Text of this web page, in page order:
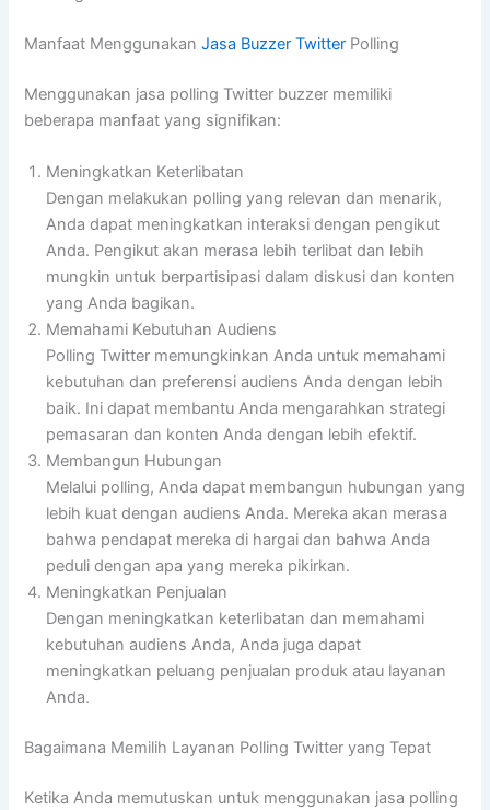
Manfaat MenggunakanJasa Buzzer Twitter Polling
Menggunakan jasa polling Twitter buzzer memiliki
beberapa manfaat yang signifikan:
Meningkatkan Keterlibatan
Dengan melakukan polling yang relevan dan menarik,
Anda dapat meningkatkan interaksi dengan pengikut
Anda. Pengikut akan merasa lebih terlibat dan lebih
mungkin untuk berpartisipasi dalam diskusi dan konten
yang Anda bagikan.
Memahami Kebutuhan Audiens
Polling Twitter memungkinkan Anda untuk memahami
kebutuhan dan preferensi audiens Anda dengan lebih
baik. Ini dapat membantu Anda mengarahkan strategi
pemasaran dan konten Anda dengan lebih efektif.
Membangun Hubungan
Melalui polling, Anda dapat membangun hubungan yang
lebih kuat dengan audiens Anda. Mereka akan merasa
bahwa pendapat mereka di hargai dan bahwa Anda
peduli dengan apa yang mereka pikirkan.
Meningkatkan Penjualan
Dengan meningkatkan keterlibatan dan memahami
kebutuhan audiens Anda, Anda juga dapat
meningkatkan peluang penjualan produk atau layanan
Anda.
Bagaimana Memilih Layanan Polling Twitter yang Tepat
Ketika Anda memutuskan untuk menggunakan jasa polling